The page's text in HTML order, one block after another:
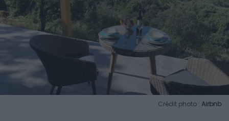
Crédit photo : Airbnb